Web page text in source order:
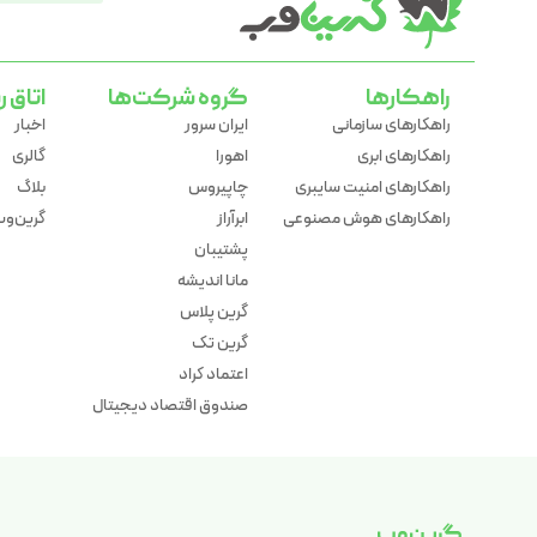
راهکارها
راهکارهای سازمانی
راهکارهای ابری
راهکارهای امنیت سایبری
راهکارهای هوش مصنوعی
گروه شرکت‌ها
ایران سرور
اهورا
چاپیروس
ابرآراز
پشتیبان
مانا اندیشه
گرین پلاس
گرین تک
اعتماد کراد
صندوق اقتصاد دیجیتال
اتاق
اخبار
گالری
بلاگ